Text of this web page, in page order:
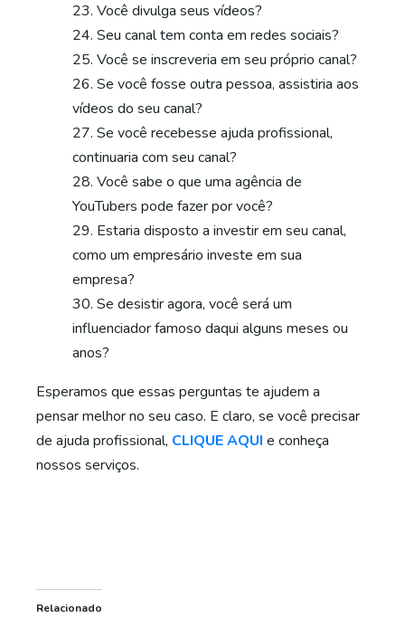
Você divulga seus vídeos?
Seu canal tem conta em redes sociais?
Você se inscreveria em seu próprio canal?
Se você fosse outra pessoa, assistiria aos
vídeos do seu canal?
Se você recebesse ajuda profissional,
continuaria com seu canal?
Você sabe o que uma agência de
YouTubers pode fazer por você?
Estaria disposto a investir em seu canal,
como um empresário investe em sua
empresa?
Se desistir agora, você será um
influenciador famoso daqui alguns meses ou
anos?
Esperamos que essas perguntas te ajudem a
pensar melhor no seu caso. E claro, se você precisar
de ajuda profissional, CLIQUE AQUI e conheça
nossos serviços.
Relacionado